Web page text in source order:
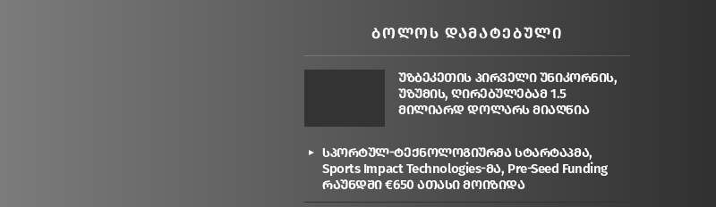
ᲑᲝᲚᲝᲡ ᲓᲐᲛᲐᲢᲔᲑᲣᲚᲘ
უზბეკეთის პირველი უნიკორნის,
უზუმის, ღირებულებამ 1.5
მილიარდ დოლარს მიაღწია
სპორტულ-ტექნოლოგიურმა სტარტაპმა,
Sports Impact Technologies-მა, Pre-Seed Funding
რაუნდში €650 ათასი მოიზიდა